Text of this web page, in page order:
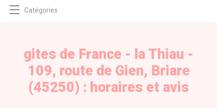
Catégories
SE DIVERTIR
gites de France - la Thiau -
109, route de Gien, Briare
(45250) : horaires et avis